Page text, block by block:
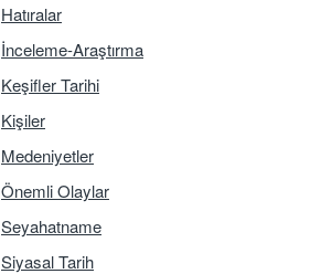
Hatıralar
İnceleme-Araştırma
Keşifler Tarihi
Kişiler
Medeniyetler
Önemli Olaylar
Seyahatname
Siyasal Tarih